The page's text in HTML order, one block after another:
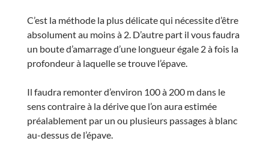
C’est la méthode la plus délicate qui nécessite d’être
absolument au moins à 2. D’autre part il vous faudra
un boute d’amarrage d’une longueur égale 2 à fois la
profondeur à laquelle se trouve l’épave.
Il faudra remonter d’environ 100 à 200 m dans le
sens contraire à la dérive que l’on aura estimée
préalablement par un ou plusieurs passages à blanc
au-dessus de l’épave.